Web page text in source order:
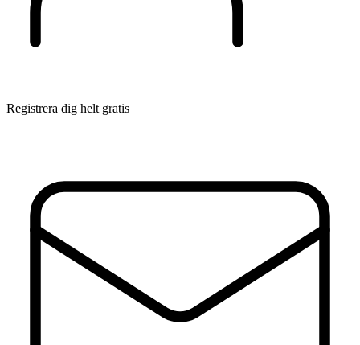
Registrera dig helt gratis